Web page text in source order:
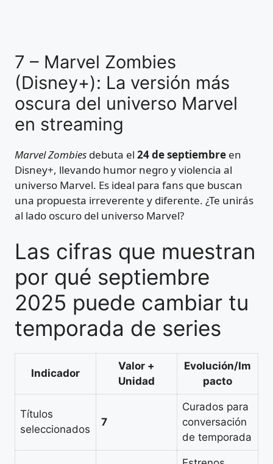
7 – Marvel Zombies
(Disney+): La versión más
oscura del universo Marvel
en streaming
Marvel Zombies debuta el 24 de septiembre en
Disney+, llevando humor negro y violencia al
universo Marvel. Es ideal para fans que buscan
una propuesta irreverente y diferente. ¿Te unirás
al lado oscuro del universo Marvel?
Las cifras que muestran
por qué septiembre
2025 puede cambiar tu
temporada de series
Indicador
Valor +
Unidad
Evolución/Im
pacto
Títulos
seleccionados
7
Curados para
conversación
de temporada